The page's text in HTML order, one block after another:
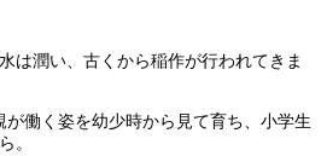
は潤い、古くから稲作が行われてきま
働く姿を幼少時から見て育ち、小学生
。